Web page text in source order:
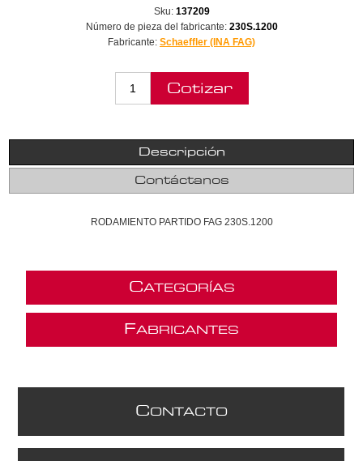
Sku: 137209
Número de pieza del fabricante: 230S.1200
Fabricante: Schaeffler (INA FAG)
Descripción
Contáctanos
RODAMIENTO PARTIDO FAG 230S.1200
CATEGORÍAS
FABRICANTES
CONTACTO